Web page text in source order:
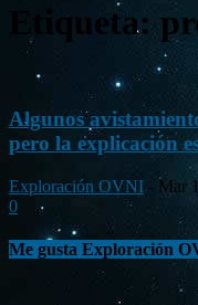
Etiqueta:
Algunos
pero la explicación
Exploración OVNI - Mar
0
Me gusta Exploración